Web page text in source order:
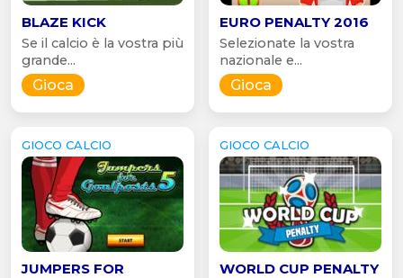
BLAZE KICK
Se il calcio è la vostra più
grande...
Gioca
EURO PENALTY 2016
Selezionate la vostra
nazionale e...
Gioca
GIOCO CALCIO
JUMPERS FOR
GIOCO CALCIO
WORLD CUP PENALTY